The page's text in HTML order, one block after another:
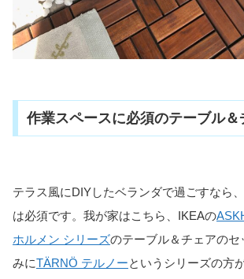
作業スペースに必須のテーブル＆
テラス風にDIYしたベランダで過ごすなら
は必須です。我が家はこちら、IKEAの
ホルメン シリーズのテーブル＆チェアのセ
みにTÄRNÖ テルノーというシリーズの方